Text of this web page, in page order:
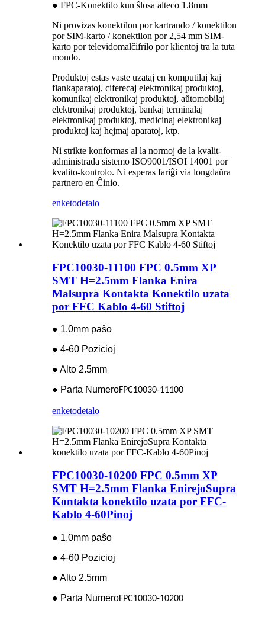
● FPC-Konektilo kun ŝlosa alteco 1.8mm
Ni provizas konektilon por kartrando / konektilon
por SIM-karto / konektilon por 2,54 mm SIM-
karto por televidomalĉifrilo por klientoj tra la tuta
mondo.
Produktoj estas vaste uzataj en komputilaj kaj
flankaparatoj, ciferecaj elektronikaj produktoj,
komunikaj elektronikaj produktoj, aŭtomobilaj
elektronikaj produktoj, bankaj terminalaj
elektronikaj produktoj, medicinaj elektronikaj
produktoj kaj hejmaj aparatoj, ktp.
Ni strikte konformas al la normoj de la kvalit-
administrada sistemo ISO9001/ISOI 14001 por
kvalito-kontrolo. Ni esperas fariĝi via longdaŭra
partnero en Ĉinio.
enketodetalo
FPC10030-11100 FPC 0.5mm XP
SMT H=2.5mm Flanka Enira
Malsupra Kontakta Konektilo uzata
por FFC Kablo 4-60 Stiftoj
● 1.0mm paŝo
● 4-60 Pozicioj
● Alto 2.5mm
● Parta NumeroFPC10030-11100
enketodetalo
FPC10030-10200 FPC 0.5mm XP
SMT H=2.5mm Flanka EnirejoSupra
Kontakta konektilo uzata por FFC-
Kablo 4-60Pinoj
● 1.0mm paŝo
● 4-60 Pozicioj
● Alto 2.5mm
● Parta NumeroFPC10030-10200